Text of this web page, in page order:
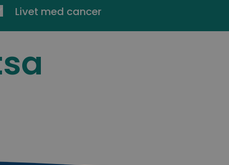
Livet med cancer